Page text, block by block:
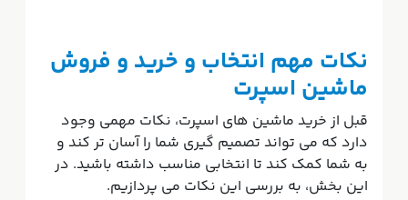
نکات مهم انتخاب و خرید و فروش
ماشین اسپرت
قبل از خرید ماشین های اسپرت، نکات مهمی وجود
دارد که می تواند تصمیم گیری شما را آسان تر کند و
به شما کمک کند تا انتخابی مناسب داشته باشید. در
این بخش، به بررسی این نکات می پردازیم.